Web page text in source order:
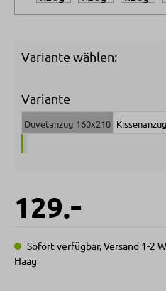
Variante wählen:
Variante
Duvetanzug 160x210
129.-
Sofort verfügbar, Versand 1-2
Haag